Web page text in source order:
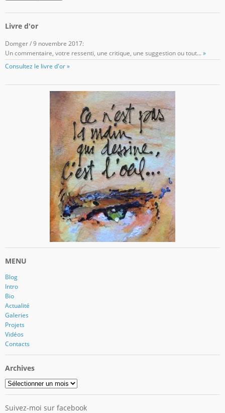
Livre d'or
Domger/9 novembre 2017:
Un commentaire, votre ressenti, une critique, une suggestion ou tout... »
Consultez le livre d'or »
MENU
Blog
Intro
Bio
Actualité
Galeries
Projets
Vidéos
Contacts
Archives
Archives
Suivez-moi sur facebook